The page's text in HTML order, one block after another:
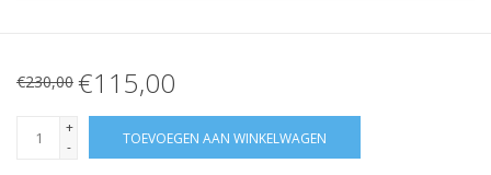
€230,00 €115,00
+
-
TOEVOEGEN AAN WINKELWAGEN